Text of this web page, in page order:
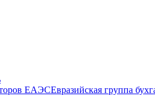
ЕАЭСЕвразийская группа